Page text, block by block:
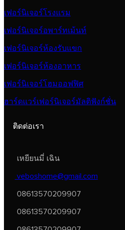
เฟอร์นิเจอร์โรงแรม
เฟอร์นิเจอร์อพาร์ทเม้นท์
เฟอร์นิเจอร์ห้องรับแขก
เฟอร์นิเจอร์ห้องอาหาร
เฟอร์นิเจอร์โฮมออฟฟิศ
ฮาร์ดแวร์เฟอร์นิเจอร์มัลติฟังก์ชั่น
ติดต่อเรา
เหยียนมี่ เฉิน
veboshome@gmail.com
08613570209907
08613570209907